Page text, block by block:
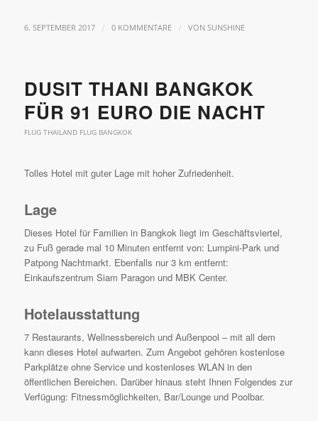
6. SEPTEMBER 2017 / 0 KOMMENTARE / VON SUNSHINE
DUSIT THANI BANGKOK
FÜR 91 EURO DIE NACHT
FLUG THAILAND FLUG BANGKOK
Tolles Hotel mit guter Lage mit hoher Zufriedenheit.
Lage
Dieses Hotel für Familien in Bangkok liegt im Geschäftsviertel,
zu Fuß gerade mal 10 Minuten entfernt von: Lumpini-Park und
Patpong Nachtmarkt. Ebenfalls nur 3 km entfernt:
Einkaufszentrum Siam Paragon und MBK Center.
Hotelausstattung
7 Restaurants, Wellnessbereich und Außenpool – mit all dem
kann dieses Hotel aufwarten. Zum Angebot gehören kostenlose
Parkplätze ohne Service und kostenloses WLAN in den
öffentlichen Bereichen. Darüber hinaus steht Ihnen Folgendes zur
Verfügung: Fitnessmöglichkeiten, Bar/Lounge und Poolbar.